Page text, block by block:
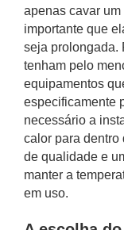
apenas cavar
importante que
seja prolongada.
tenham pelo
equipamentos
especificamente
necessário a
calor para dentro
de qualidade e
manter a
em uso.